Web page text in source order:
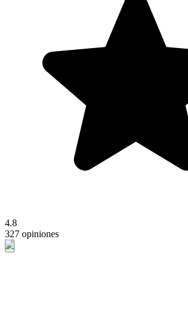
4.8
327 opiniones